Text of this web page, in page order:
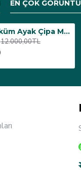
EN ÇOK
Bistro Döküm Ayak Çipa Masa - (Werzalit, Wermodin ve Allzalit Tabla 70 cm çap) - Rustik Dark
12.000,00TL